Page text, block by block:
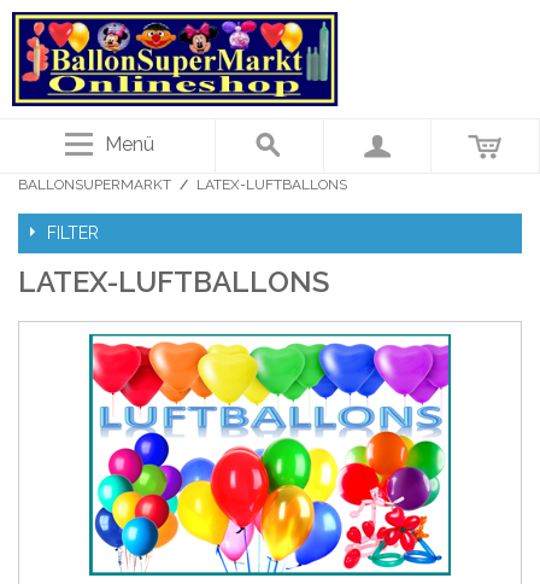
Menü
BALLONSUPERMARKT / LATEX-LUFTBALLONS
FILTER
LATEX-LUFTBALLONS